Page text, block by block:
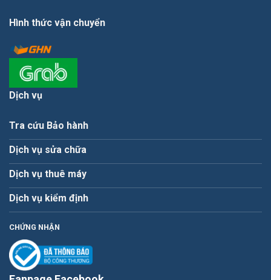
Hình thức vận chuyển
Dịch vụ
Tra cứu Bảo hành
Dịch vụ sửa chữa
Dịch vụ thuê máy
Dịch vụ kiểm định
CHỨNG NHẬN